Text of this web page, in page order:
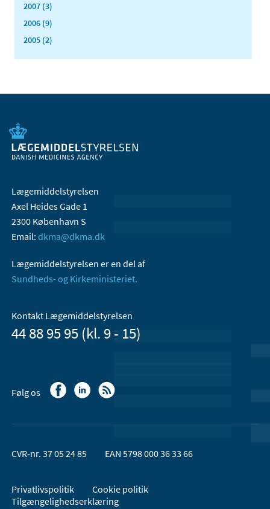
2007 (3)
2006 (9)
2005 (2)
Lægemiddelstyrelsen
Axel Heides Gade 1
2300 København S
Email: dkma@dkma.dk
Lægemiddelstyrelsen er en del af
Sundheds- og Kirkeministeriet.
Kontakt Lægemiddelstyrelsen
44 88 95 95 (kl. 9 - 15)
Følg os
CVR-nr. 37 05 24 85 EAN 5798 000 36 33 66
Privatlivspolitik
Cookie politik
Tilgængelighedserklæring